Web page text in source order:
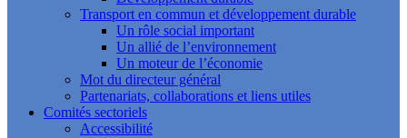
Transport en commun et développement durable
Un rôle social important
Un allié de l’environnement
Un moteur de l’économie
Mot du directeur général
Partenariats, collaborations et liens utiles
Comités sectoriels
Accessibilité